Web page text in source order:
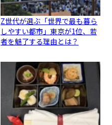
Z世代が選ぶ「世界で最も暮ら
しやすい都市」東京が1位、若
者を魅了する理由とは？